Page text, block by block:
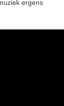
ergens